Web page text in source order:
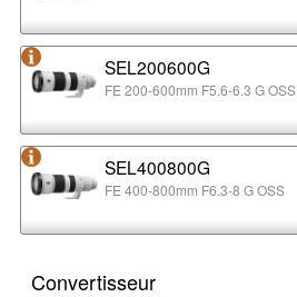
SEL200600G
FE 200-600mm F5.6-6.3 G OSS
SEL400800G
FE 400-800mm F6.3-8 G OSS
Convertisseur